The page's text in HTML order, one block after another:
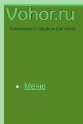
Меню